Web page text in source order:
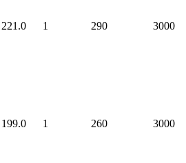
221.0 1 290 3000
199.0 1 260 3000